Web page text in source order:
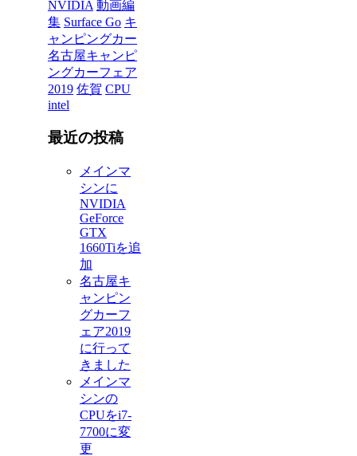
NVIDIA 動画編
集 Surface Go キ
ャンピングカー
名古屋キャンピ
ングカーフェア
2019 佐賀 CPU
intel
最近の投稿
メインマ
シンに
NVIDIA
GeForce
GTX
1660Tiを追
加
名古屋キ
ャンピン
グカーフ
ェア2019
に行って
きました
メインマ
シンの
CPUをi7-
7700に変
更